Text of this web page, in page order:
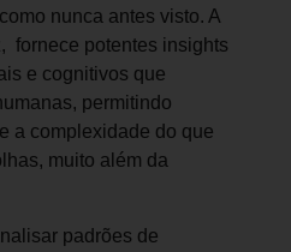
nunca antes visto. A
fornece potentes insights
e cognitivos que
permitindo
a complexidade do que
muito além da
padrões de